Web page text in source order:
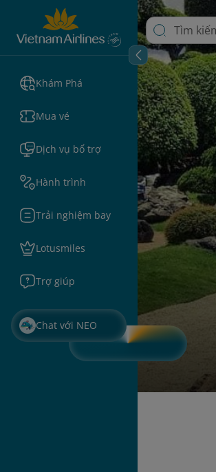
Khám Phá
Mua vé
Dịch vụ bổ trợ
Hành trình
Trải nghiệm bay
Lotusmiles
Trợ giúp
Chat với NEO